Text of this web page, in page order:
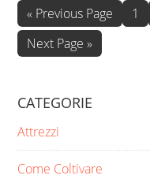
« Go
to
Previous Page Page
1
Go
Next Page »
CATEGORIE
Attrezzi
Come Coltivare